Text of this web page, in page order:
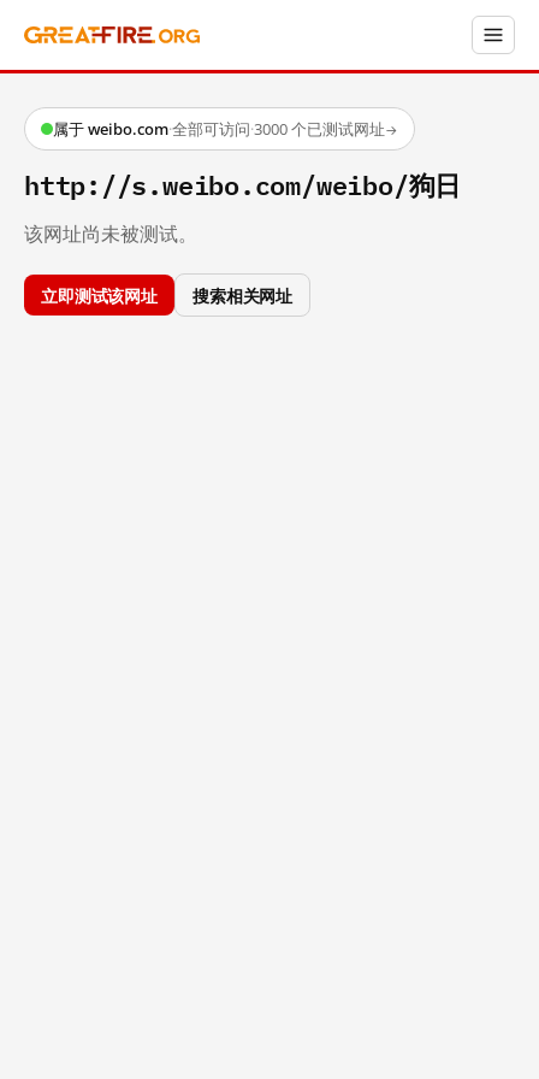
属于 weibo.com·全部可访问·3000 个已测试网址→
http://s.weibo.com/weibo/狗日
该网址尚未被测试。
立即测试该网址 搜索相关网址